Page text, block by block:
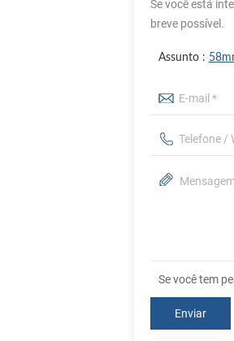
Se você está
breve possível.
Assunto :
Se você tem